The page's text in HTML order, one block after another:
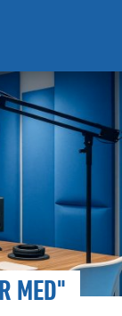
MED"